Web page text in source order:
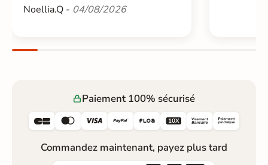
Noellia.Q - 04/08/2026
Paiement 100% sécurisé
     
Commandez maintenant, payez plus tard